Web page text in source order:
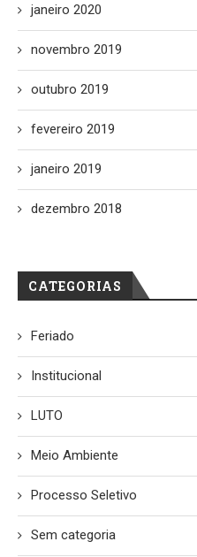
janeiro 2020
novembro 2019
outubro 2019
fevereiro 2019
janeiro 2019
dezembro 2018
CATEGORIAS
Feriado
Institucional
LUTO
Meio Ambiente
Processo Seletivo
Sem categoria